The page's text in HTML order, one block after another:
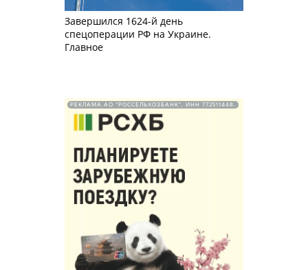
Завершился 1624-й день
спецоперации РФ на Украине.
Главное
РЕКЛАМА АО "РОССЕЛЬХОЗБАНК". ИНН 772511448.